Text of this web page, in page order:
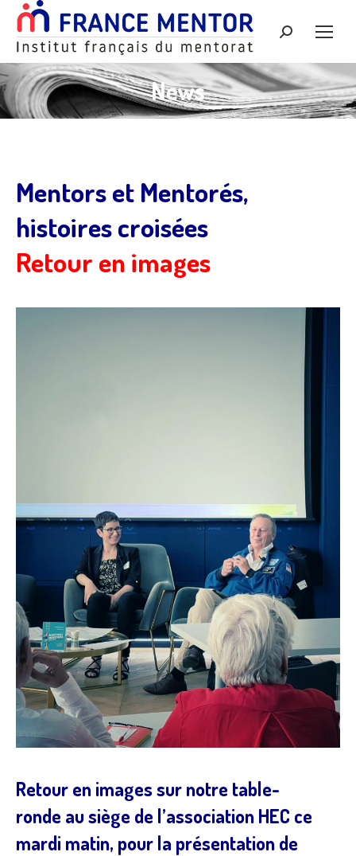
Recherche
:
News
Mentors et Mentorés,
histoires croisées
Retour en images
Retour en images sur notre table-
ronde au siège de l’association HEC ce
mardi matin, pour la présentation de